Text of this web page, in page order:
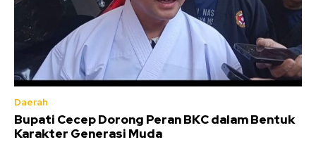
Daerah
Bupati Cecep Dorong Peran BKC dalam Bentuk
Karakter Generasi Muda